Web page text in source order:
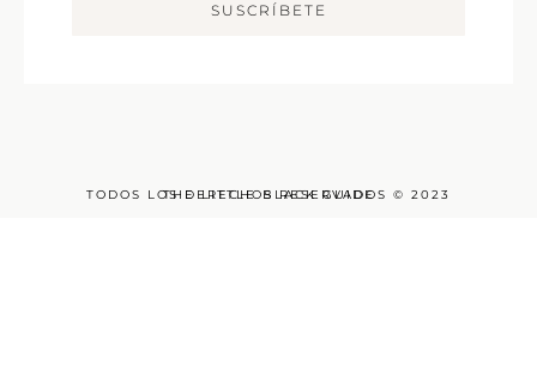
SUSCRÍBETE
TODOS LOS DERECHOS RESERVADOS © 2023
THE LITTLE BLACK GUIDE